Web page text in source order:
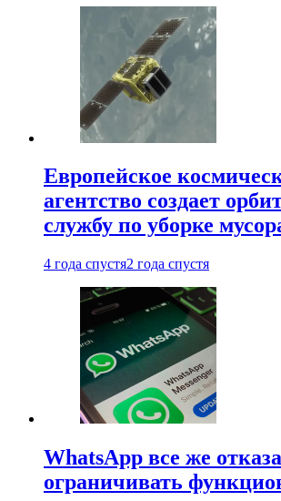
Европейское
агентство создает
службу по уборке
4 года спустя2 года спустя
WhatsApp все же
ограничивать